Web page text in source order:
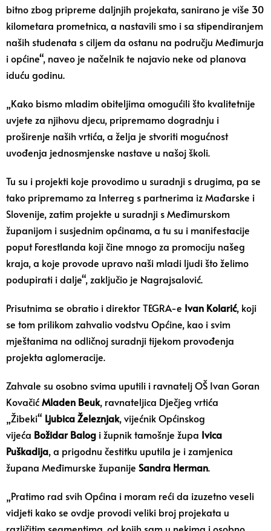
bitno zbog pripreme daljnjih projekata, sanirano je više 30
kilometara prometnica, a nastavili smo i sa stipendiranjem
naših studenata s ciljem da ostanu na području Međimurja
i općine“, naveo je načelnik te najavio neke od planova
iduću godinu.
„Kako bismo mladim obiteljima omogućili što kvalitetnije
uvjete za njihovu djecu, pripremamo dogradnju i
proširenje naših vrtića, a želja je stvoriti mogućnost
uvođenja jednosmjenske nastave u našoj školi.
Tu su i projekti koje provodimo u suradnji s drugima, pa se
tako pripremamo za Interreg s partnerima iz Mađarske i
Slovenije, zatim projekte u suradnji s Međimurskom
županijom i susjednim općinama, a tu su i manifestacije
poput Forestlanda koji čine mnogo za promociju našeg
kraja, a koje provode upravo naši mladi ljudi što želimo
podupirati i dalje“, zaključio je Nagrajsalović.
Prisutnima se obratio i direktor TEGRA-e Ivan Kolarić, koji
se tom prilikom zahvalio vodstvu Općine, kao i svim
mještanima na odličnoj suradnji tijekom provođenja
projekta aglomeracije.
Zahvale su osobno svima uputili i ravnatelj OŠ Ivan Goran
KovačićMladen Beuk, ravnateljica Dječjeg vrtića
„Žibeki“ Ljubica Železnjak, vijećnik Općinskog
vijeća Božidar Balog i župnik tamošnje župa Ivica
Puškadija, a prigodnu čestitku uputila je i zamjenica
župana Međimurske županije Sandra Herman.
„Pratimo rad svih Općina i moram reći da izuzetno veseli
vidjeti kako se ovdje provodi veliki broj projekata u